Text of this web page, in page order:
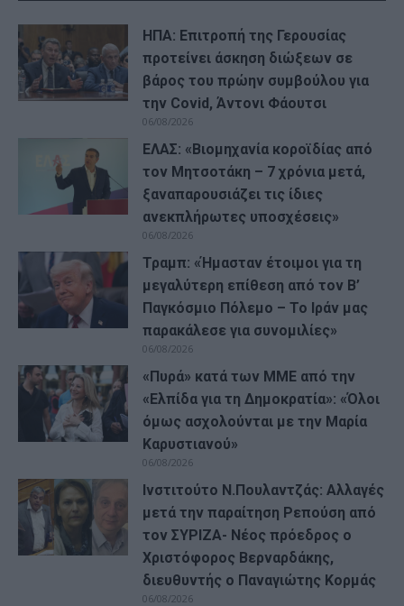
ΗΠΑ: Επιτροπή της Γερουσίας
προτείνει άσκηση διώξεων σε
βάρος του πρώην συμβούλου για
την Covid, Άντονι Φάουτσι
06/08/2026
ΕΛΑΣ: «Βιομηχανία κοροϊδίας από
τον Μητσοτάκη – 7 χρόνια μετά,
ξαναπαρουσιάζει τις ίδιες
ανεκπλήρωτες υποσχέσεις»
06/08/2026
Τραμπ: «Ήμασταν έτοιμοι για τη
μεγαλύτερη επίθεση από τον Β’
Παγκόσμιο Πόλεμο – Το Ιράν μας
παρακάλεσε για συνομιλίες»
06/08/2026
«Πυρά» κατά των ΜΜΕ από την
«Ελπίδα για τη Δημοκρατία»: «Όλοι
όμως ασχολούνται με την Μαρία
Καρυστιανού»
06/08/2026
Ινστιτούτο Ν.Πουλαντζάς: Αλλαγές
μετά την παραίτηση Ρεπούση από
τον ΣΥΡΙΖΑ- Νέος πρόεδρος ο
Χριστόφορος Βερναρδάκης,
διευθυντής ο Παναγιώτης Κορμάς
06/08/2026